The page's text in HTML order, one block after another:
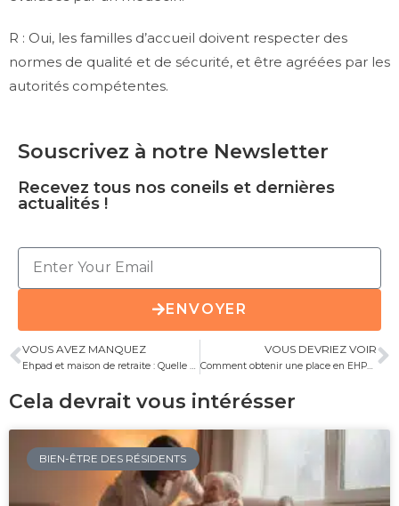
R : Oui, les familles d’accueil doivent respecter des
normes de qualité et de sécurité, et être agréées par les
autorités compétentes.
Souscrivez à notre Newsletter
Recevez tous nos coneils et dernières
actualités !
ENVOYER
VOUS AVEZ MANQUEZ
Ehpad et maison de retraite : Quelle est la différence ?
VOUS DEVRIEZ VOIR
Comment obtenir une place en EHPAD en urgence ?
Cela devrait vous intérésser
BIEN-ÊTRE DES RÉSIDENTS